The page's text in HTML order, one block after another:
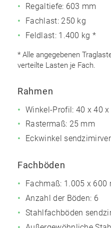
Regaltiefe: 603 mm
Fachlast: 250 kg
Feldlast: 1.400 kg *
* Alle angegebenen
verteilte Lasten je Fach.
Rahmen
Winkel-Profil: 40 x 40
Rastermaß: 25 mm
Eckwinkel
Fachböden
Fachmaß: 1.005 x 600
Anzahl der Böden: 6
Stahlfachböden